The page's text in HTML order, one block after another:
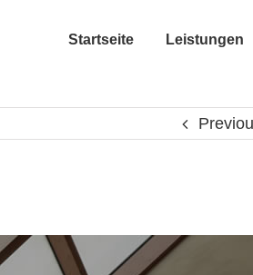
Startseite Leistungen